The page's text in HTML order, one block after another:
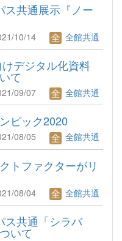
ス共通展示『ノー
10/14 全館共通
けデジタル化資料
て
09/07 全館共通
ピック2020
08/05 全館共通
トファクターがリ
08/04 全館共通
ス共通「シラバ
いて